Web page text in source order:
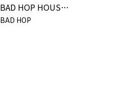
BAD HOP HOUSE 2
BAD HOP